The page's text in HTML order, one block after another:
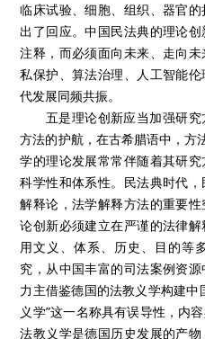
临床试验、细胞、组织、器官
出了回应。中国民法典的理论
注释，而必须面向未来、走向
私保护、算法治理、人工智能
代发展同频共振。
五是理论创新应当加强研究
方法的护航，在古希腊语中，方
学的理论发展常常伴随着其研
科学性和体系性。民法典时代
解释论，法学解释方法的重要
论创新必须建立在严谨的法律
用文义、体系、历史、目的等
究，从中国丰富的司法案例资
力主借鉴德国的法教义学构建中
义学”这一名称具有误导性，内
法教义学是德国历史发展的产